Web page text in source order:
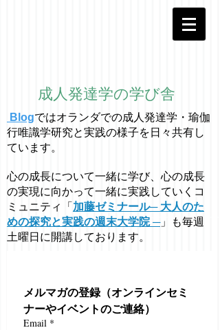
成人発達学の学び舎
Blogではオラ ンダでの成人発達学・ 瑜伽
行唯識学研究と実践の様子を日々共有し
ています。
心の成長について一緒に学び、心の成長
の実現に向かって一緒に実践していくコ
ミュニティ「 加藤ゼミナール─ 大人のた
めの探究と実践の週末大学院 ─」も毎週
土曜日に開講しております。
メルマガの登録（オンラインセミ
ナーやイベントのご連絡）
Email *